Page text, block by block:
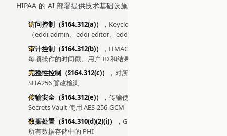
HIPAA 的 AI 部署提供技术基础设施：
访问控制（§164.312(a)）
，Keycloak OIDC 基于角色的访问
（eddi-admin、eddi-editor、eddi-viewer）
审计控制（§164.312(b)）
，HMAC 签名的不可变审计账本记录
每项操作的时间戳、用户 ID 和结果
完整性控制（§164.312(c)）
，对所有审计条目进行 HMAC-
SHA256 篡改检测
传输安全（§164.312(e)）
，传输使用 TLS；静态密钥通过
Secrets Vault 使用 AES-256-GCM
数据处置（§164.310(d)(2)(i)）
，GDPR 级联删除端点永久移除
所有数据存储中的 PHI